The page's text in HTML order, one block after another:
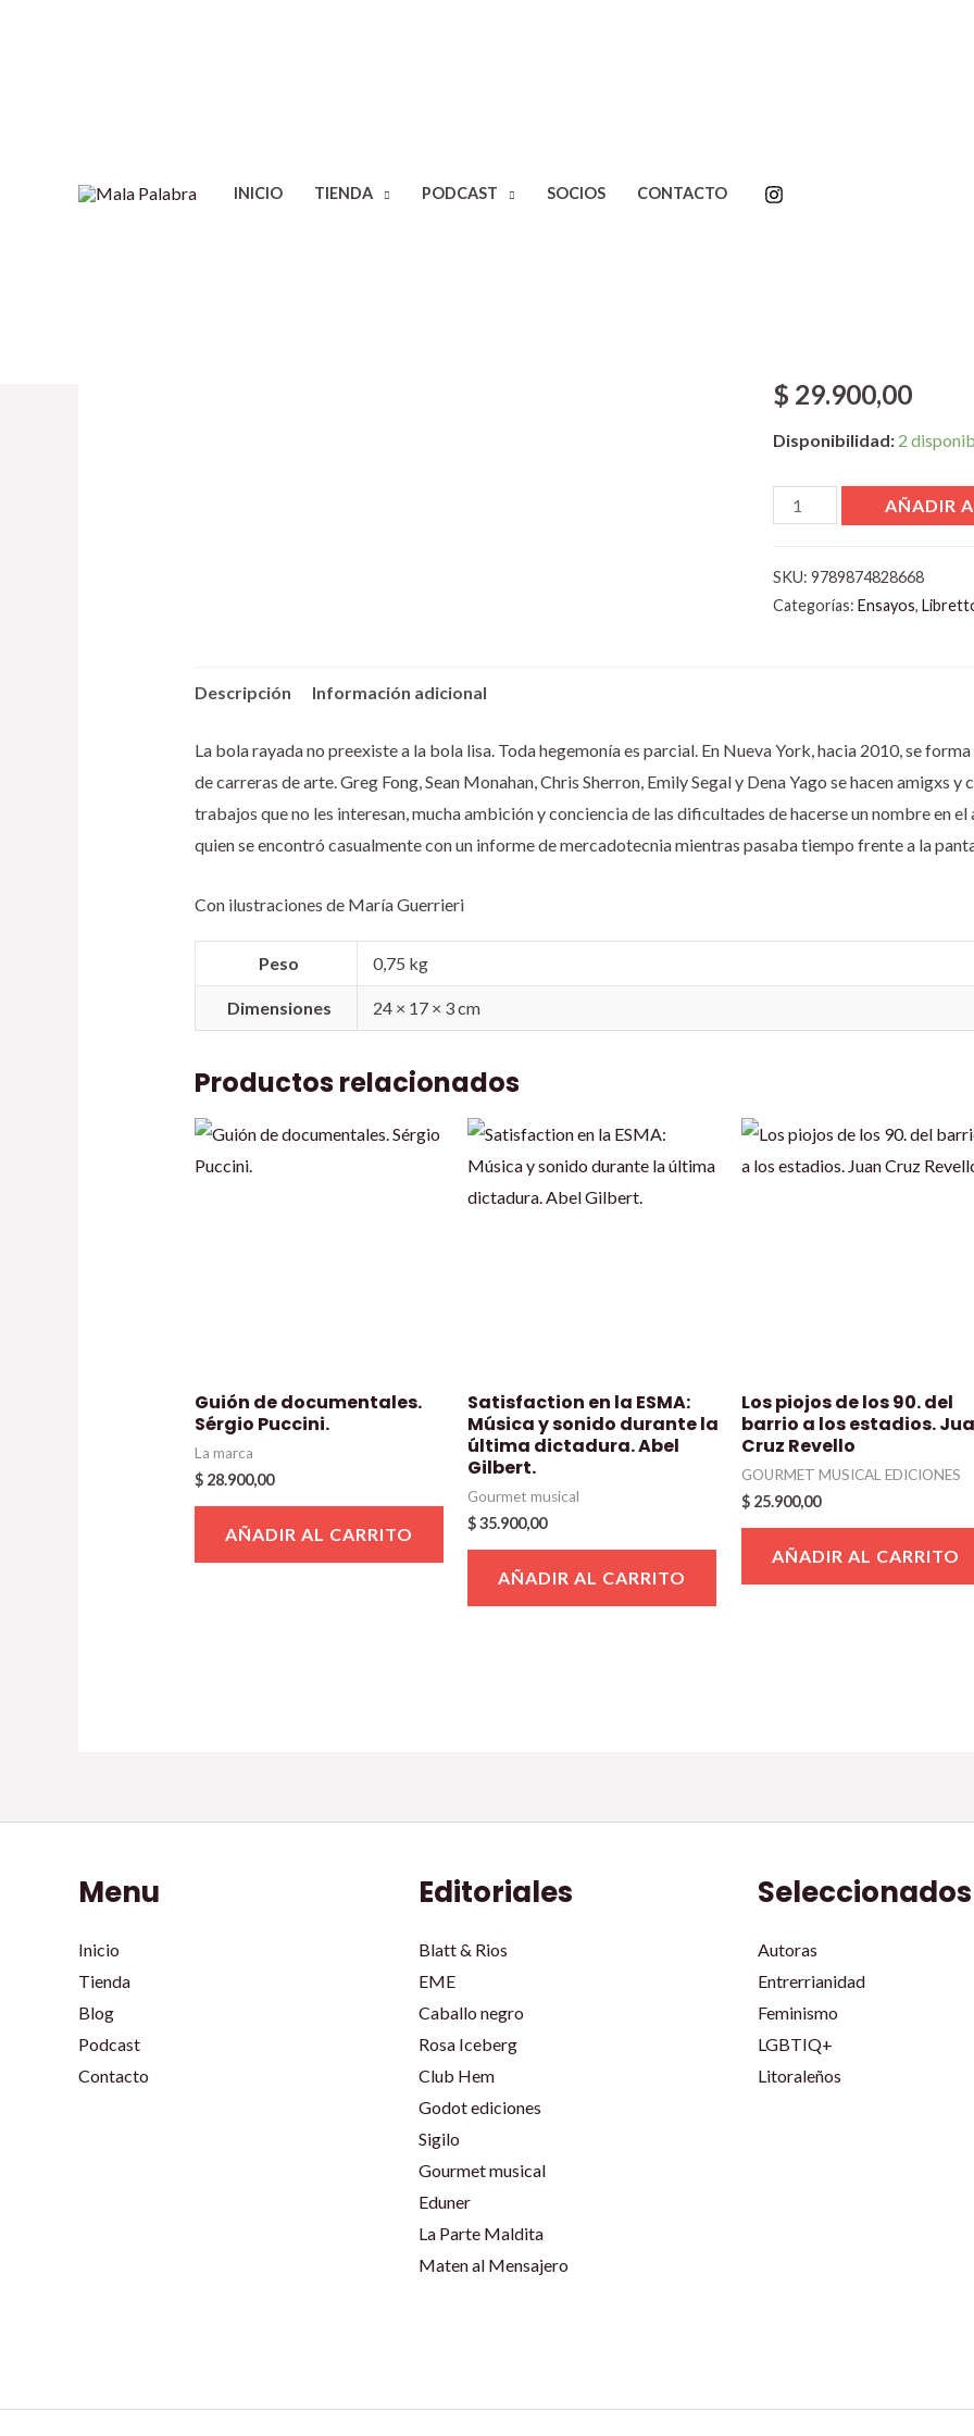
INICIO TIENDA PODCAST SOCIOS CONTACTO
hegemonia. Claudio Iglesias
$ 29.900,00
Disponibilidad: 2
AÑADIR
SKU:9789874828668
Categorías:Ensayos,
Descripción Información adicional
La bola rayada no preexiste a la bola lisa. Toda hegemonía es parcial. En Nueva York, hacia 2010, se
de carreras de arte. Greg Fong, Sean Monahan, Chris Sherron, Emily Segal y Dena Yago se hacen amigxs
trabajos que no les interesan, mucha ambición y conciencia de las dificultades de hacerse un nombre en
quien se encontró casualmente con un informe de mercadotecnia mientras pasaba tiempo frente a la
Con ilustraciones de María Guerrieri
Peso 0,75 kg
Dimensiones 24 × 17 × 3 cm
Productos relacionados
Guión de documentales.
Sérgio Puccini.
La marca
$28.900,00
AÑADIR AL CARRITO
Satisfaction en la ESMA:
Música y sonido durante la
última dictadura. Abel
Gilbert.
Gourmet musical
$35.900,00
AÑADIR AL CARRITO
Los piojos de los 90. del
barrio a los estadios.
Cruz Revello
GOURMET MUSICAL EDICIONES
$ 25.900,00
AÑADIR AL CARRITO
Menu
Inicio
Tienda
Blog
Podcast
Contacto
Editoriales
Blatt & Rios
EME
Caballo negro
Rosa Iceberg
Club Hem
Godot ediciones
Sigilo
Gourmet musical
Eduner
La Parte Maldita
Maten al Mensajero
Seleccionados
Autoras
Entrerrianidad
Feminismo
LGBTIQ+
Litoraleños